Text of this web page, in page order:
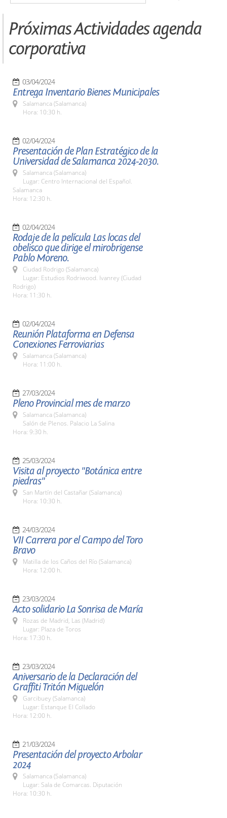
Próximas Actividades agenda
corporativa
03/04/2024
Entrega Inventario Bienes Municipales
Salamanca (Salamanca)
Hora: 10:30 h.
02/04/2024
Presentación de Plan Estratégico de la
Universidad de Salamanca 2024-2030.
Salamanca (Salamanca)
Lugar: Centro Internacional del Español.
Salamanca
Hora: 12:30 h.
02/04/2024
Rodaje de la película Las locas del
obelisco que dirige el mirobrigense
Pablo Moreno.
Ciudad Rodrigo (Salamanca)
Lugar: Estudios Rodriwood. Ivanrey (Ciudad
Rodrigo)
Hora: 11:30 h.
02/04/2024
Reunión Plataforma en Defensa
Conexiones Ferroviarias
Salamanca (Salamanca)
Hora: 11:00 h.
27/03/2024
Pleno Provincial mes de marzo
Salamanca (Salamanca)
Salón de Plenos. Palacio La Salina
Hora: 9:30 h.
25/03/2024
Visita al proyecto "Botánica entre
piedras"
San Martín del Castañar (Salamanca)
Hora: 10:30 h.
24/03/2024
VII Carrera por el Campo del Toro
Bravo
Matilla de los Caños del Río (Salamanca)
Hora: 12:00 h.
23/03/2024
Acto solidario La Sonrisa de María
Rozas de Madrid, Las (Madrid)
Lugar: Plaza de Toros
Hora: 17:30 h.
23/03/2024
Aniversario de la Declaración del
Graffiti Tritón Miguelón
Garcibuey (Salamanca)
Lugar: Estanque El Collado
Hora: 12:00 h.
21/03/2024
Presentación del proyecto Arbolar
2024
Salamanca (Salamanca)
Lugar: Sala de Comarcas. Diputación
Hora: 10:30 h.